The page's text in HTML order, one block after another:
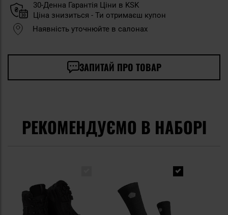
30-Денна Гарантія Ціни в KSK
Ціна знизиться - Ти отримаєш купон
Наявність уточнюйте в салонах
ЗАПИТАЙ ПРО ТОВАР
РЕКОМЕНДУЄМО В НАБОРІ